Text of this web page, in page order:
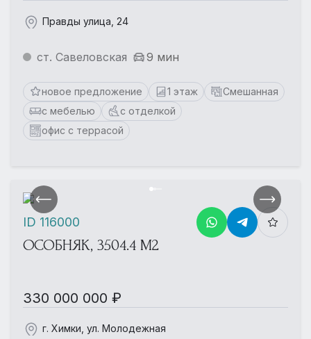
Правды улица, 24
ст. Савеловская 9 мин
новое предложение 1 этаж
Смешанная
с мебелью
с отделкой
офис с террасой
ОСОБНЯК, 3504.4 М2
330 000 000 ₽
г. Химки, ул. Молодежная
ID 116000